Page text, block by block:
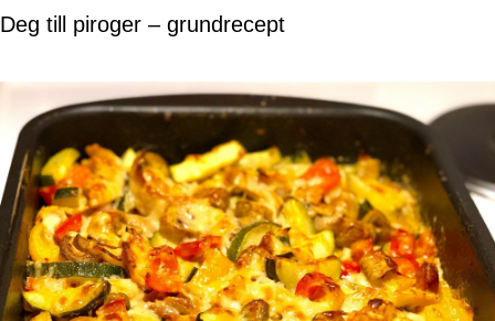
Deg till piroger – grundrecept